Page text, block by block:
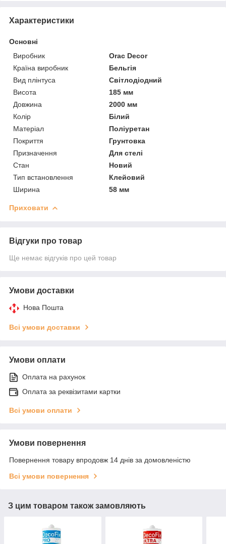
Характеристики
Основні
Виробник
Orac Decor
Країна виробник
Бельгія
Вид плінтуса
Світлодіодний
Висота
185 мм
Довжина
2000 мм
Колір
Білий
Матеріал
Поліуретан
Покриття
Грунтовка
Призначення
Для стелі
Стан
Новий
Тип встановлення
Клейовий
Ширина
58 мм
Приховати
Відгуки про товар
Ще немає відгуків про цей товар
Умови доставки
Нова Пошта
Всі умови доставки
Умови оплати
Оплата на рахунок
Оплата за реквізитами картки
Всі умови оплати
Умови повернення
Повернення товару впродовж 14 днів за домовленістю
Всі умови повернення
З цим товаром також замовляють